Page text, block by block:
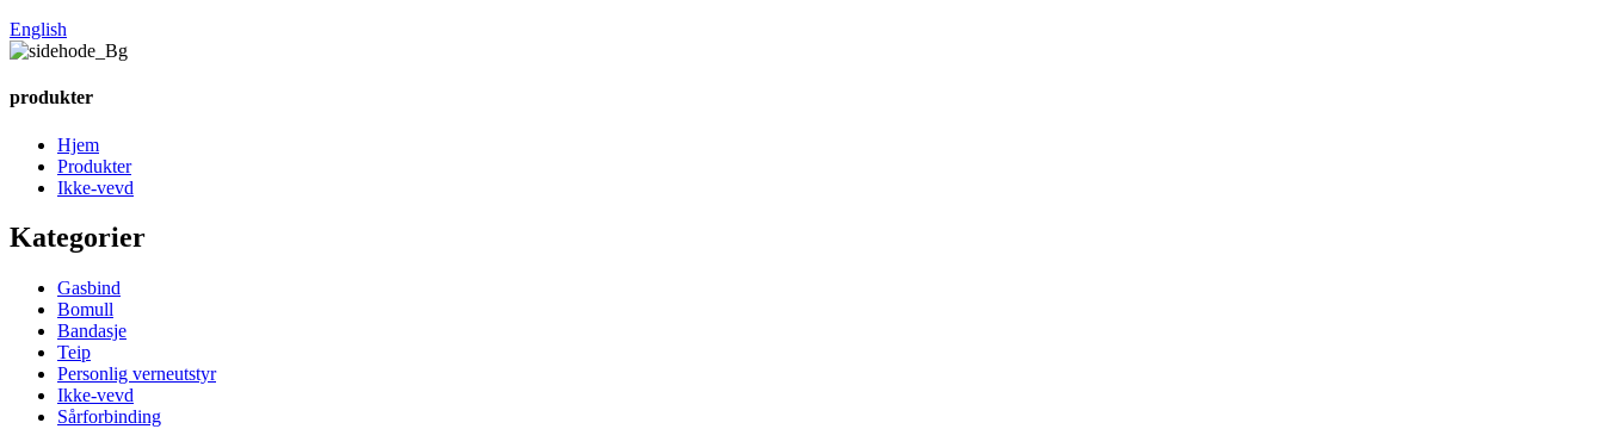
English
produkter
Hjem
Produkter
Ikke-vevd
Kategorier
Gasbind
Bomull
Bandasje
Teip
Personlig verneutstyr
Ikke-vevd
Sårforbinding